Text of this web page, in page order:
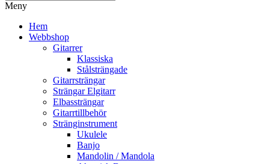
Meny
Hem
Webbshop
Gitarrer
Klassiska
Stålsträngade
Gitarrsträngar
Strängar Elgitarr
Elbassträngar
Gitarrtillbehör
Stränginstrument
Ukulele
Banjo
Mandolin / Mandola